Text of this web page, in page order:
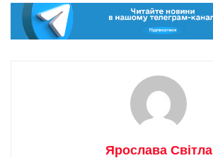
Ярослава Світла